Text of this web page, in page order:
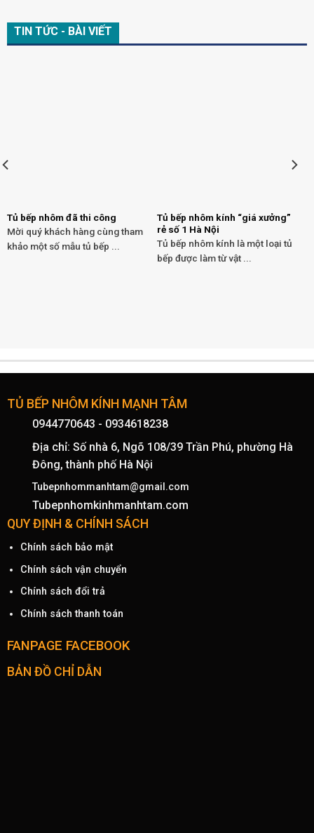
TIN TỨC - BÀI VIẾT
Tủ bếp nhôm đã thi công
Mời quý khách hàng cùng tham
khảo một số mẫu tủ bếp ...
Tủ bếp nhôm kính “giá xưởng”
rẻ số 1 Hà Nội
Tủ bếp nhôm kính là một loại tủ
bếp được làm từ vật ...
TỦ BẾP NHÔM KÍNH MẠNH TÂM
0944770643 - 0934618238
Địa chỉ: Số nhà 6, Ngõ 108/39 Trần Phú, phường Hà
Đông, thành phố Hà Nội
Tubepnhommanhtam@gmail.com
Tubepnhomkinhmanhtam.com
QUY ĐỊNH & CHÍNH SÁCH
Chính sách bảo mật
Chính sách vận chuyển
Chính sách đổi trả
Chính sách thanh toán
FANPAGE FACEBOOK
BẢN ĐỒ CHỈ DẪN